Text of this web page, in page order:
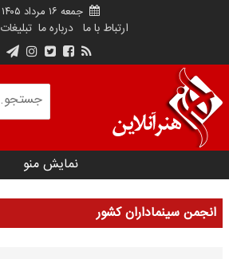
جمعه ۱۶ مرداد ۱۴۰۵
ارتباط با ما درباره ما تبلیغات
نمایش منو
انجمن سینماداران کشور